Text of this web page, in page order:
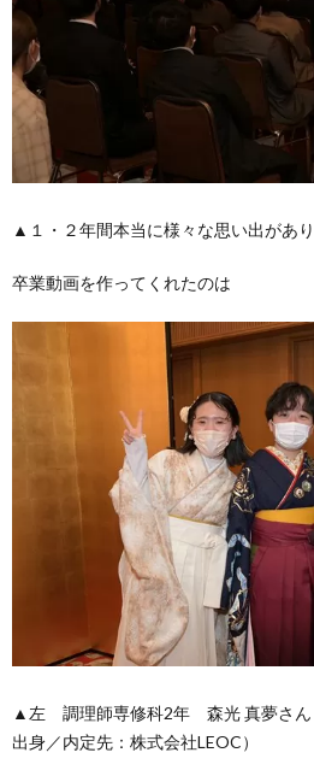
▲１・２年間本当に様々な思い出があ
卒業動画を作ってくれたのは
▲左 調理師専修科2年 森光 真夢さん
出身／内定先：株式会社LEOC）